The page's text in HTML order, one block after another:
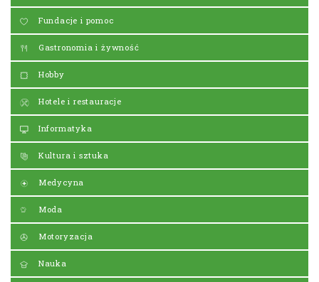
Fundacje i pomoc
Gastronomia i żywność
Hobby
Hotele i restauracje
Informatyka
Kultura i sztuka
Medycyna
Moda
Motoryzacja
Nauka